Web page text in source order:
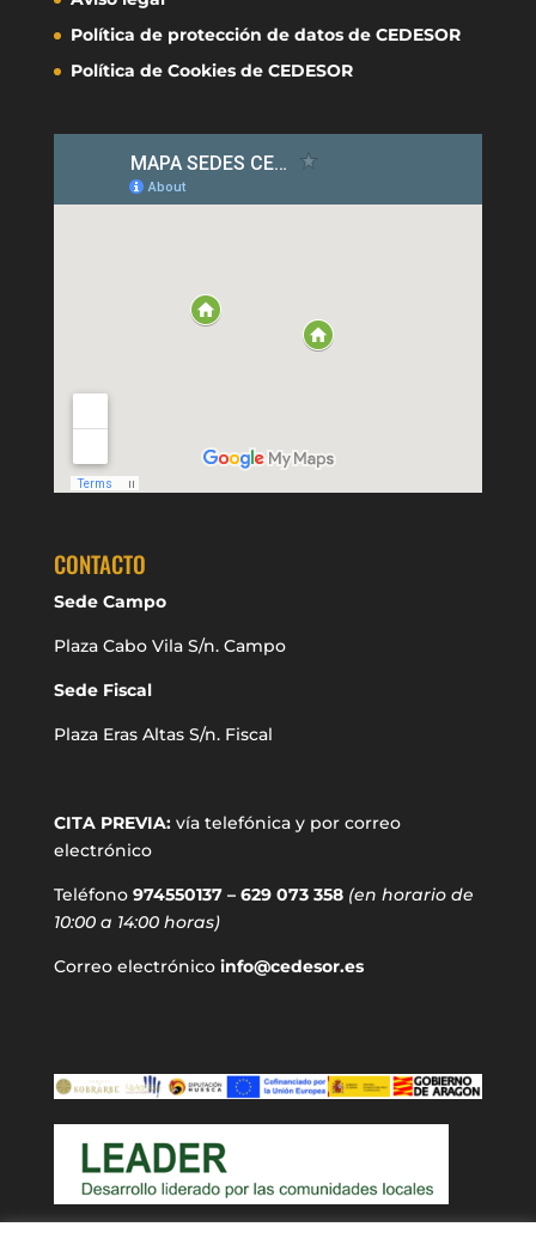
Política de protección de datos de CEDESOR
Política de Cookies de CEDESOR
CONTACTO
Sede Campo
Plaza Cabo Vila S/n. Campo
Sede Fiscal
Plaza Eras Altas S/n. Fiscal
CITA PREVIA:vía telefónica y por correo
electrónico
Teléfono 974550137 – 629 073 358 (en horario de
10:00 a 14:00 horas)
Correo electrónico info@cedesor.es